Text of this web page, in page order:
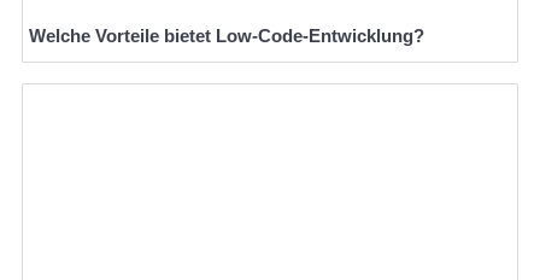
Welche Vorteile bietet Low-Code-Entwicklung?